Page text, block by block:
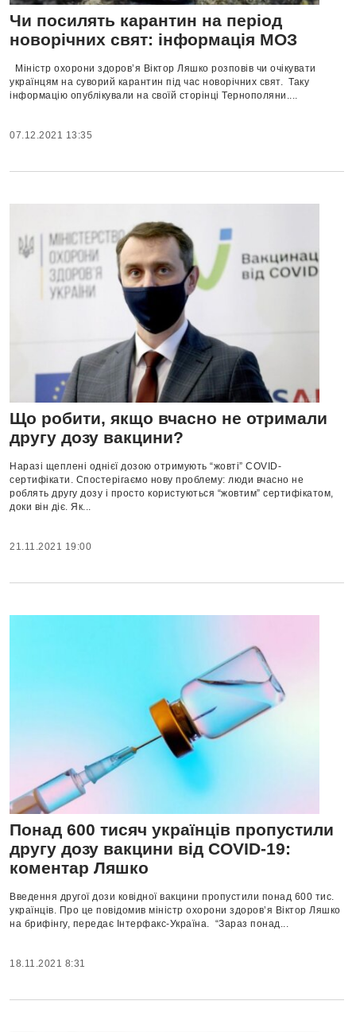
Чи посилять карантин на період
новорічних свят: інформація МОЗ
Міністр охорони здоров’я Віктор Ляшко розповів чи очікувати
українцям на суворий карантин під час новорічних свят. Таку
інформацію опублікували на своїй сторінці Тернополяни....
07.12.2021 13:35
Що робити, якщо вчасно не отримали
другу дозу вакцини?
Наразі щеплені однієї дозою отримують “жовті” COVID-
сертифікати. Спостерігаємо нову проблему: люди вчасно не
роблять другу дозу і просто користуються “жовтим” сертифікатом,
доки він діє. Як...
21.11.2021 19:00
Понад 600 тисяч українців пропустили
другу дозу вакцини від COVID-19:
коментар Ляшко
Введення другої дози ковідної вакцини пропустили понад 600 тис.
українців. Про це повідомив міністр охорони здоров’я Віктор Ляшко
на брифінгу, передає Інтерфакс-Україна. “Зараз понад...
18.11.2021 8:31